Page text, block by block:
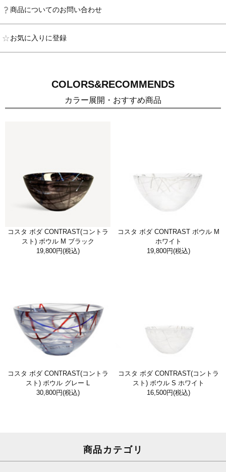
商品についてのお問い合わせ
お気に入りに登録
COLORS&RECOMMENDS
カラー展開・おすすめ商品
コスタ ボダ CONTRAST(コントラ
スト) ボウル M ブラック
19,800円(税込)
コスタ ボダ CONTRAST ボウル M
ホワイト
19,800円(税込)
コスタ ボダ CONTRAST(コントラ
スト) ボウル グレー L
30,800円(税込)
コスタ ボダ CONTRAST(コントラ
スト) ボウル S ホワイト
16,500円(税込)
商品カテゴリ